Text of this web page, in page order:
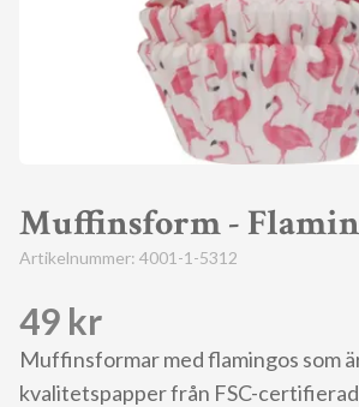
Muffinsform -
Artikelnummer: 4001-1-5312
49 kr
Muffinsformar med flamingos som
kvalitetspapper från FSC-